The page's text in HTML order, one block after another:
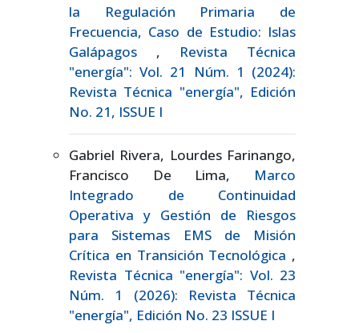
la Regulación Primaria de
Frecuencia, Caso de Estudio: Islas
Galápagos , Revista Técnica
"energía": Vol. 21 Núm. 1 (2024):
Revista Técnica "energía", Edición
No. 21, ISSUE I
Gabriel Rivera, Lourdes Farinango,
Francisco De Lima, Marco
Integrado de Continuidad
Operativa y Gestión de Riesgos
para Sistemas EMS de Misión
Crítica en Transición Tecnológica ,
Revista Técnica "energía": Vol. 23
Núm. 1 (2026): Revista Técnica
"energía", Edición No. 23 ISSUE I